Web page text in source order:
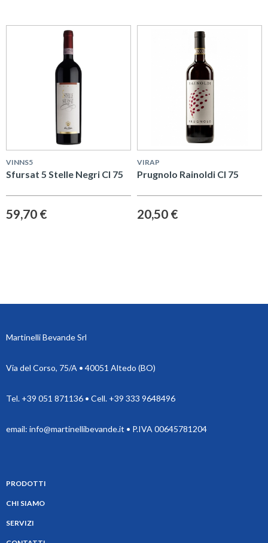
VINNS5
Sfursat 5 Stelle Negri Cl 75
59,70 €
VIRAP
Prugnolo Rainoldi Cl 75
20,50 €
Martinelli Bevande Srl
Via del Corso, 75/A • 40051 Altedo (BO)
Tel. +39 051 871136 • Cell. +39 333 9648496
email: info@martinellibevande.it • P.IVA 00645781204
PRODOTTI
CHI SIAMO
SERVIZI